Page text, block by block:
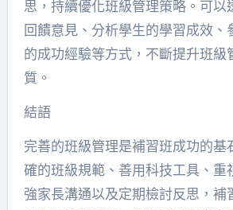
思，持續優化班級管理策略。可以
回饋意見、分析學生的學習成效、
的成功經驗等方式，不斷提升班級
質。
結語
完善的班級管理是補習班成功的基
確的班級規範、善用科技工具、重
強家長溝通以及定期檢討反思，補